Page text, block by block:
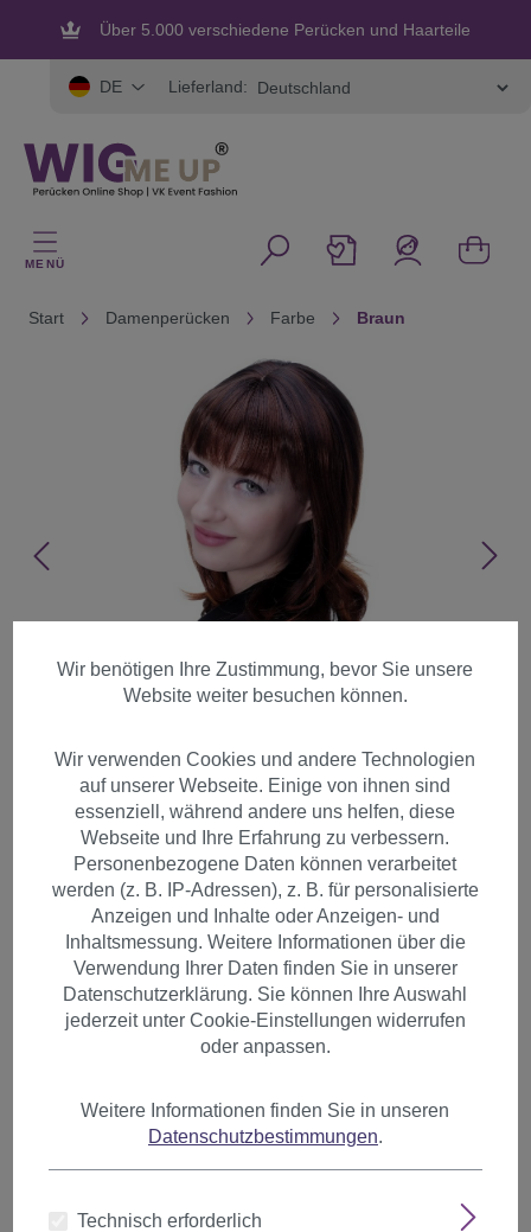
springenÜber 5.000 verschiedene Perücken und Haarteile
Flexible und sichere Zahlung
DE Lieferland:
MENÜ
Start Damenperücken Farbe Braun
Perücke schulterlange Haare
brünett Schwarz-Rot-Mix
3018-2T130
Wir benötigen Ihre Zustimmung, bevor Sie unsere
Website weiter besuchen können.
Wir verwenden Cookies und andere Technologien
auf unserer Webseite. Einige von ihnen sind
essenziell, während andere uns helfen, diese
Webseite und Ihre Erfahrung zu verbessern.
Personenbezogene Daten können verarbeitet
werden (z. B. IP-Adressen), z. B. für personalisierte
Anzeigen und Inhalte oder Anzeigen- und
Inhaltsmessung. Weitere Informationen über die
Verwendung Ihrer Daten finden Sie in unserer
Datenschutzerklärung. Sie können Ihre Auswahl
jederzeit unter Cookie-Einstellungen widerrufen
oder anpassen.
Weitere Informationen finden Sie in unseren
Datenschutzbestimmungen.
Technisch erforderlich